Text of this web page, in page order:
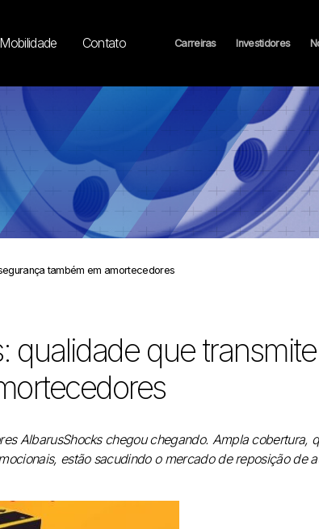
Contato Carreiras Investidores
também em amortecedores
qualidade que
AlbarusShocks chegou chegando. Ampla cobertura,
estão sacudindo o mercado de reposição de